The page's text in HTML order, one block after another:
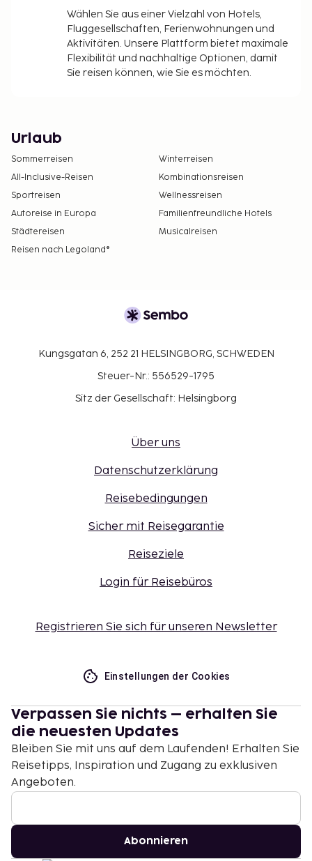
Wählen Sie aus einer Vielzahl von Hotels,
Fluggesellschaften, Ferienwohnungen und
Aktivitäten. Unsere Plattform bietet maximale
Flexibilität und nachhaltige Optionen, damit
Sie reisen können, wie Sie es möchten.
Urlaub
Sommerreisen
Winterreisen
All-Inclusive-Reisen
Kombinationsreisen
Sportreisen
Wellnessreisen
Autoreise in Europa
Familienfreundliche Hotels
Städtereisen
Musicalreisen
Reisen nach Legoland®
Kungsgatan 6, 252 21 HELSINGBORG, SCHWEDEN
Steuer-Nr.: 556529-1795
Sitz der Gesellschaft: Helsingborg
Über uns
Datenschutzerklärung
Reisebedingungen
Sicher mit Reisegarantie
Reiseziele
Login für Reisebüros
Registrieren Sie sich für unseren Newsletter
Einstellungen der Cookies
Verpassen Sie nichts – erhalten Sie
die neuesten Updates
Bleiben Sie mit uns auf dem Laufenden! Erhalten Sie
Reisetipps, Inspiration und Zugang zu exklusiven
Angeboten.
Abonnieren